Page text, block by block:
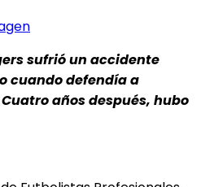
sufrió un accidente
cuando defendía a
años después, hubo